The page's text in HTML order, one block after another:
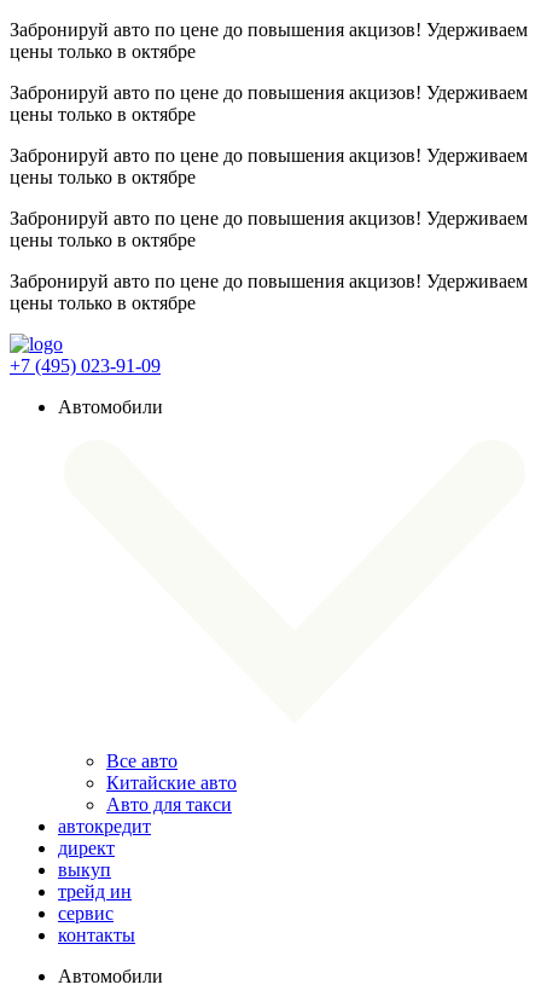
Забронируй авто по цене до повышения акцизов! Удерживаем
цены только в октябре
Забронируй авто по цене до повышения акцизов! Удерживаем
цены только в октябре
Забронируй авто по цене до повышения акцизов! Удерживаем
цены только в октябре
Забронируй авто по цене до повышения акцизов! Удерживаем
цены только в октябре
Забронируй авто по цене до повышения акцизов! Удерживаем
цены только в октябре
+7 (495) 023-91-09
Автомобили
Все авто
Китайские авто
Авто для такси
автокредит
директ
выкуп
трейд ин
сервис
контакты
Автомобили